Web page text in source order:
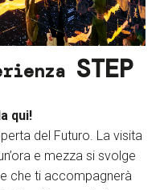
STEP
qui!
del Futuro. La visita
e mezza si svolge
che ti accompagnerà